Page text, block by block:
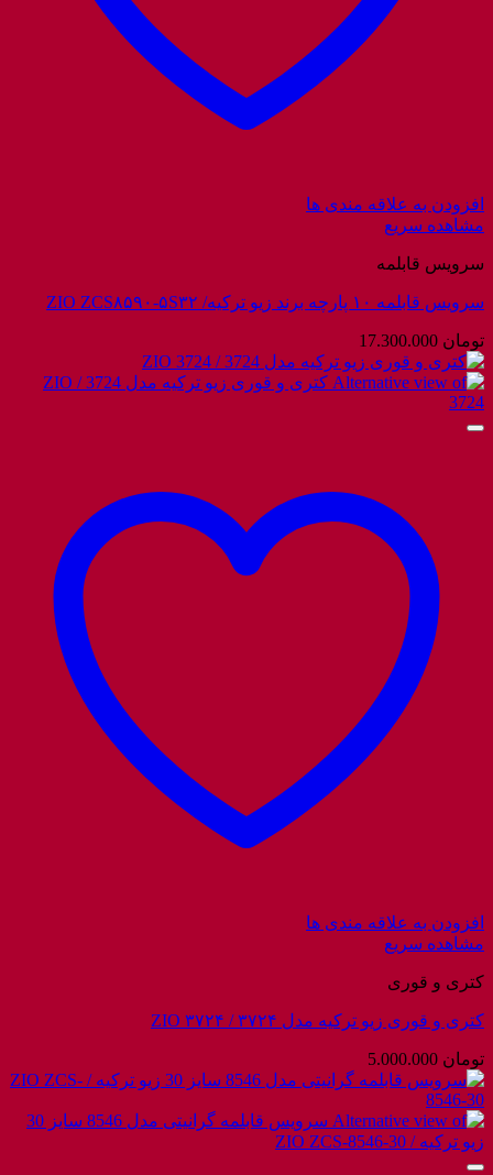
افزودن به علاقه مندی ها
مشاهده سریع
سرویس قابلمه
سرویس قابلمه ۱۰ پارچه برند زیو ترکیه/ ZIO ZCS۸۵۹۰-۵S۳۲
تومان
افزودن به علاقه مندی ها
مشاهده سریع
کتری و قوری
کتری و قوری زیو ترکیه مدل ۳۷۲۴ / ZIO ۳۷۲۴
تومان